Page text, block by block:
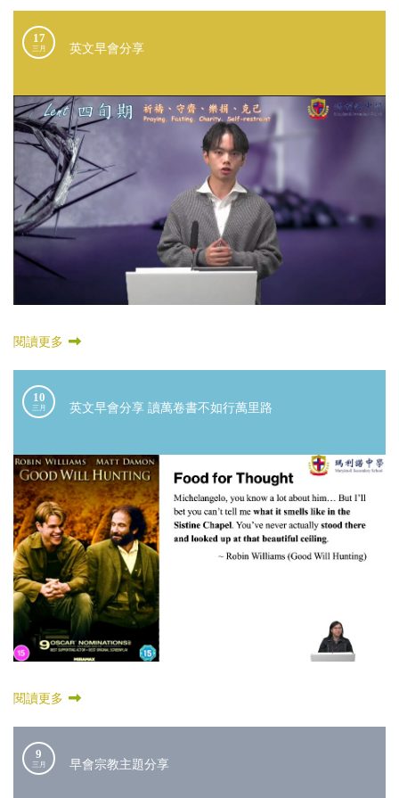
17
三月 英文早會分享
閱讀更多
10
三月 英文早會分享 讀萬卷書不如行萬里路
閱讀更多
9
三月 早會宗教主題分享